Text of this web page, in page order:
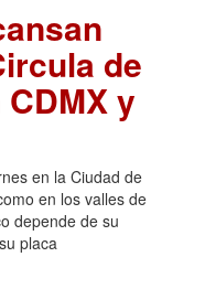
de
y
en la Ciudad de
en los valles de
depende de su
placa